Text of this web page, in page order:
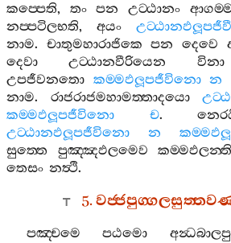
කප‍්පෙති, තං පන උට‍්ඨානං
නප‍්පටිලභති, අයං උට‍්ඨානඵලූපජීවී
නාම. චාතුමහාරාජිකෙ පන දෙවෙ
දෙවා
උට‍්ඨානවීරියෙන විනා
උපජීවනතො කම‍්මඵලූපජීවිනො න
නාම. රාජරාජමහාමත‍්තාදයො
කම‍්මඵලූපජීවිනො
ච.
උට‍්ඨානඵලූපජීවිනො
න
සුත‍්තෙ
පුඤ‍්ඤඵලමෙව කම‍්මඵලන‍්ති
තෙසං නත්‍ථි.
5.
පඤ‍්චමෙ පඨමො